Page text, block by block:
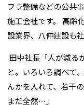
フラ整備などの公共
施工会社です。 高齢
設業界、八伸建設も
田中社長「人が減る
と。いろいろ調べて
んかを入れて、若干
まだ全然…」